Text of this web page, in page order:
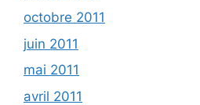
octobre 2011
juin 2011
mai 2011
avril 2011